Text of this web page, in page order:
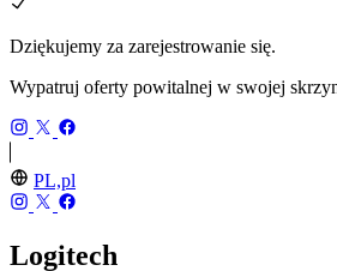
Dziękujemy za zarejestrowanie się.
Wypatruj oferty powitalnej w swojej
PL,pl
Logitech